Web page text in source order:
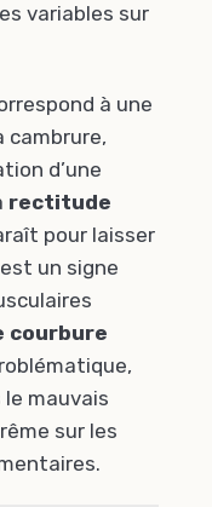
variables sur
à une
cambrure,
d’une
rectitude
pour laisser
un signe
courbure
le mauvais
sur les